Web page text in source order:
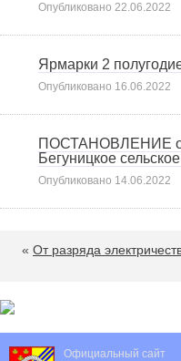
Опубликовано 22.06.2022
Ярмарки 2
Опубликовано 16.06.2022
ПОСТАНОВЛЕНИЕ от
Бегуницкое
Опубликовано 14.06.2022
« От разряда
Официальный сайт